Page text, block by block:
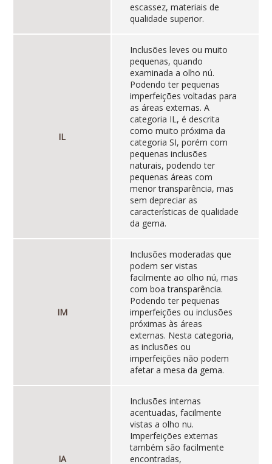
escassez, materiais de
qualidade superior.
IL
Inclusões leves ou muito
pequenas, quando
examinada a olho nú.
Podendo ter pequenas
imperfeições voltadas para
as áreas externas. A
categoria IL, é descrita
como muito próxima da
categoria SI, porém com
pequenas inclusões
naturais, podendo ter
pequenas áreas com
menor transparência, mas
sem depreciar as
características de qualidade
da gema.
IM
Inclusões moderadas que
podem ser vistas
facilmente ao olho nú, mas
com boa transparência.
Podendo ter pequenas
imperfeições ou inclusões
próximas às áreas
externas. Nesta categoria,
as inclusões ou
imperfeições não podem
afetar a mesa da gema.
IA
Inclusões internas
acentuadas, facilmente
vistas a olho nu.
Imperfeições externas
também são facilmente
encontradas,